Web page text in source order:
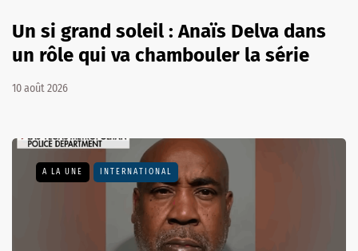
Un si grand soleil : Anaïs Delva dans
un rôle qui va chambouler la série
10 août 2026
A LA UNE INTERNATIONAL